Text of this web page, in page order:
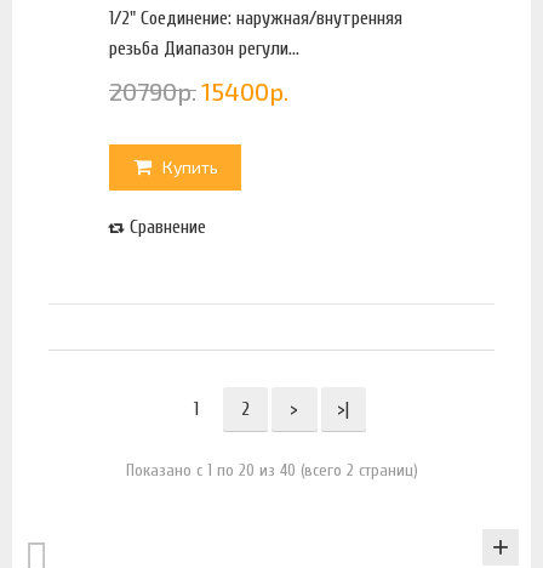
1/2" Соединение: наружная/внутренняя
резьба Диапазон регули...
20790р.15400р.
Купить
Сравнение
1 2 > >|
Показано с 1 по 20 из 40 (всего 2 страниц)